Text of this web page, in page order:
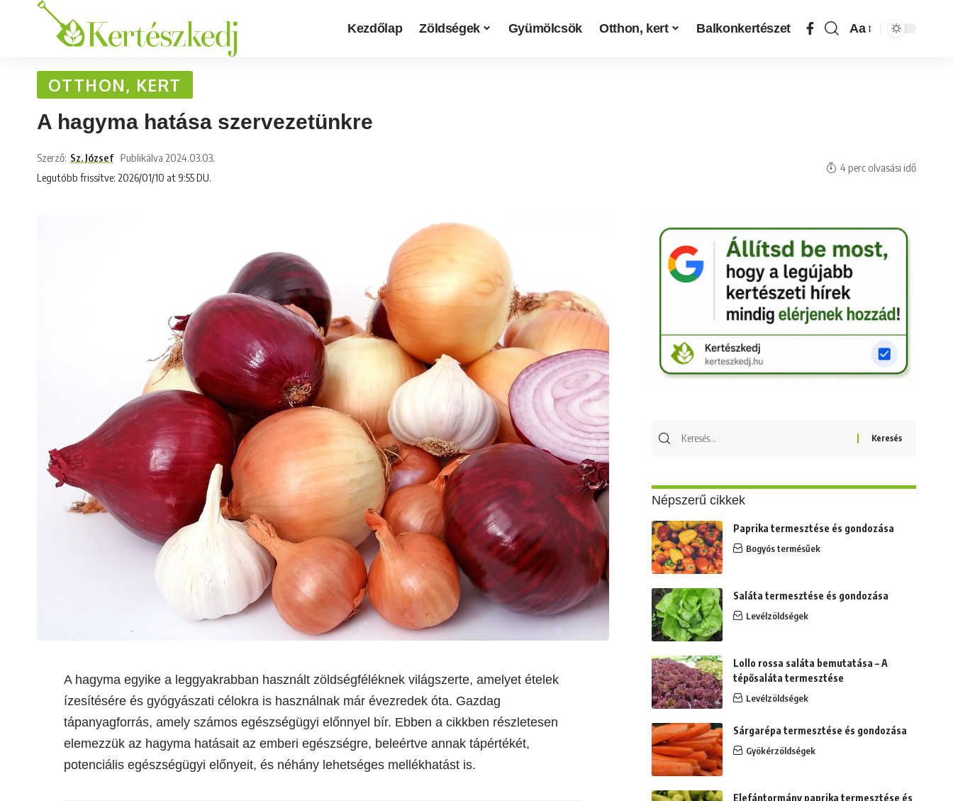
Kezdőlap Zöldségek Gyümölcsök Otthon, kert Balkonkertészet Aa
OTTHON, KERT
A hagyma hatása szervezetünkre
Legutóbb frissítve: 2026/01/10 at 9:55 DU.
Szerző: Sz. József Publikálva 2024.03.03.
4 perc olvasási idő
A hagyma egyike a leggyakrabban használt zöldségféléknek világszerte, amelyet ételek
ízesítésére és gyógyászati célokra is használnak már évezredek óta. Gazdag
tápanyagforrás, amely számos egészségügyi előnnyel bír. Ebben a cikkben részletesen
elemezzük az hagyma hatásait az emberi egészségre, beleértve annak tápértékét,
potenciális egészségügyi előnyeit, és néhány lehetséges mellékhatást is.
Népszerű cikkek
Paprika termesztése és gondozása
Bogyós termésűek
Saláta termesztése és gondozása
Levélzöldségek
Lollo rossa saláta bemutatása – A
tépősaláta termesztése
Levélzöldségek
Sárgarépa termesztése és gondozása
Gyökérzöldségek
Elefántormány paprika termesztése és